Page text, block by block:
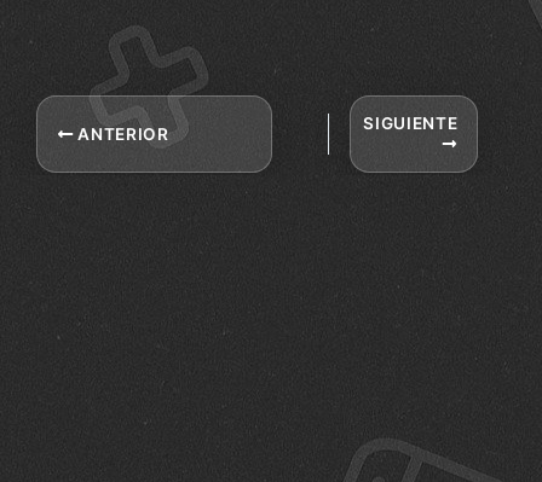
ANTERIOR
SIGUIENTE